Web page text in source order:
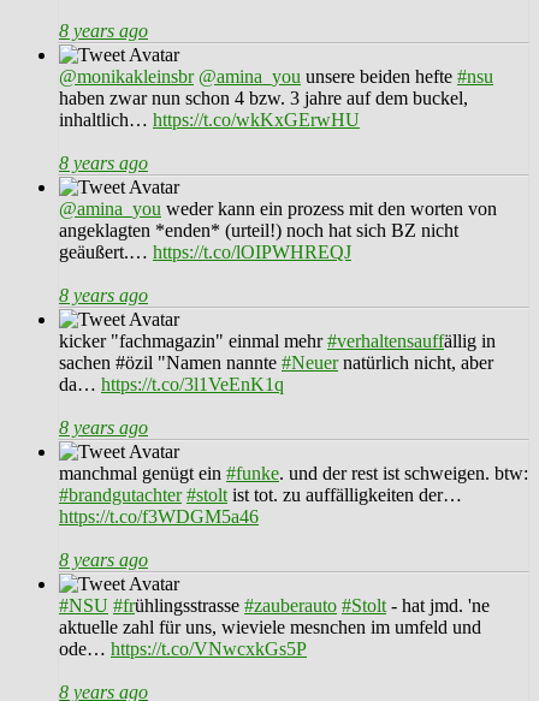
8 years ago
@monikakleinsbr @amina_you unsere beiden hefte #nsu
haben zwar nun schon 4 bzw. 3 jahre auf dem buckel,
inhaltlich… https://t.co/wkKxGErwHU
8 years ago
@amina_you weder kann ein prozess mit den worten von
angeklagten *enden* (urteil!) noch hat sich BZ nicht
geäußert.… https://t.co/lOIPWHREQJ
8 years ago
kicker "fachmagazin" einmal mehr#verhaltensauffällig in
sachen #özil "Namen nannte #Neuernatürlich nicht, aber
da… https://t.co/3l1VeEnK1q
8 years ago
manchmal genügt ein #funke. und der rest ist schweigen. btw:
#brandgutachter #stolt ist tot. zu auffälligkeiten der…
https://t.co/f3WDGM5a46
8 years ago
#NSU #frühlingsstrasse #zauberauto #Stolt - hat jmd. 'ne
aktuelle zahl für uns, wieviele mesnchen im umfeld und
ode… https://t.co/VNwcxkGs5P
8 years ago